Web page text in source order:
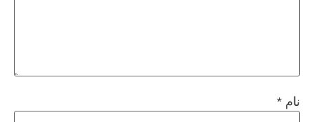
نام *